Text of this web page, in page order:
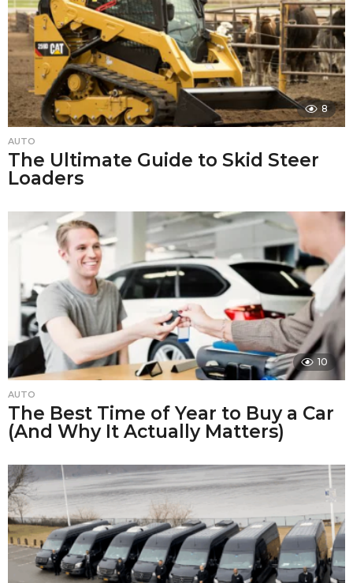
8
AUTO
The Ultimate Guide to Skid Steer
Loaders
10
AUTO
The Best Time of Year to Buy a Car
(And Why It Actually Matters)